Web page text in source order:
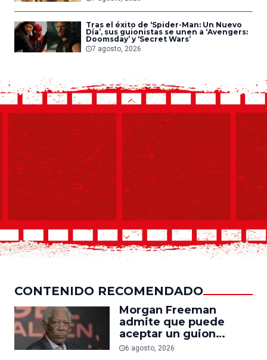
Tras el éxito de ‘Spider-Man: Un Nuevo
Día’, sus guionistas se unen a ‘Avengers:
Doomsday’ y ‘Secret Wars’
7 agosto, 2026
CONTENIDO RECOMENDADO
Morgan Freeman
admite que puede
aceptar un guion
mediocre si le pagan lo
6 agosto, 2026